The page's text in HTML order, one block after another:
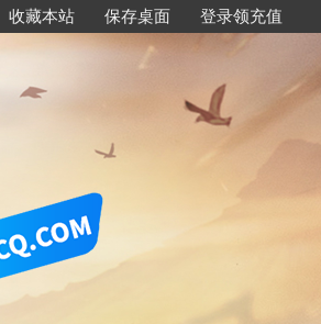
收藏本站 保存桌面 登录领充值